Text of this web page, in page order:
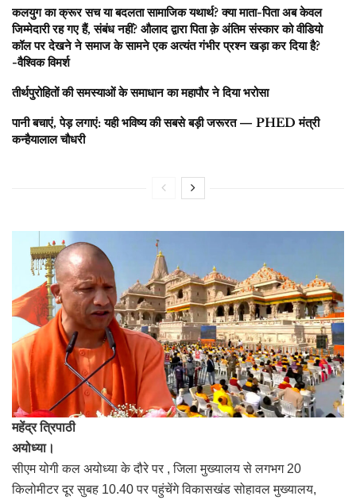
कलयुग का क्रूर सच या बदलता सामाजिक यथार्थ? क्या माता-पिता अब केवल
जिम्मेदारी रह गए हैं, संबंध नहीं? औलाद द्वारा पिता क़े अंतिम संस्कार को वीडियो
कॉल पर देखने ने समाज के सामने एक अत्यंत गंभीर प्रश्न खड़ा कर दिया है?
-वैश्विक विमर्श
तीर्थपुरोहितों की समस्याओं के समाधान का महापौर ने दिया भरोसा
पानी बचाएं, पेड़ लगाएं: यही भविष्य की सबसे बड़ी जरूरत — PHED मंत्री
कन्हैयालाल चौधरी
महेंद्र त्रिपाठी
अयोध्या।
सीएम योगी कल अयोध्या के दौरे पर , जिला मुख्यालय से लगभग 20
किलोमीटर दूर सुबह 10.40 पर पहुंचेंगे विकासखंड सोहावल मुख्यालय,